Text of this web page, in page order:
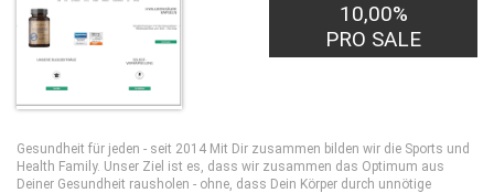
10,00%
PRO SALE
Gesundheit für jeden - seit 2014 Mit Dir zusammen bilden wir die Sports und
Health Family. Unser Ziel ist es, dass wir zusammen das Optimum aus
Deiner Gesundheit rausholen - ohne, dass Dein Körper durch unnötige